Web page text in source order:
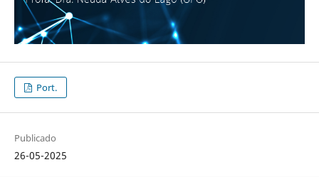
Port.
Publicado
26-05-2025